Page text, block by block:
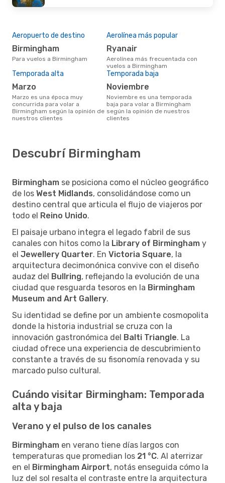
Aeropuerto de destino
Birmingham
Para vuelos a Birmingham
Aerolínea más popular
Ryanair
Aerolínea más frecuentada con
vuelos a Birmingham
Temporada alta
marzo
marzo es una época muy
concurrida para volar a
Birmingham según la opinión de
nuestros clientes
Temporada baja
noviembre
noviembre es una temporada
baja para volar a Birmingham
según la opinión de nuestros
clientes
Descubrí Birmingham
Birmingham se posiciona como el núcleo geográfico
de los West Midlands, consolidándose como un
destino central que articula el flujo de viajeros por
todo el Reino Unido.
El paisaje urbano integra el legado fabril de sus
canales con hitos como la Library of Birmingham y
el Jewellery Quarter. En Victoria Square, la
arquitectura decimonónica convive con el diseño
audaz del Bullring, reflejando la evolución de una
ciudad que resguarda tesoros en la Birmingham
Museum and Art Gallery.
Su identidad se define por un ambiente cosmopolita
donde la historia industrial se cruza con la
innovación gastronómica del Balti Triangle. La
ciudad ofrece una experiencia de descubrimiento
constante a través de su fisonomía renovada y su
marcado pulso cultural.
Cuándo visitar Birmingham: Temporada
alta y baja
Verano y el pulso de los canales
Birmingham en verano tiene días largos con
temperaturas que promedian los 21 °C. Al aterrizar
en el Birmingham Airport, notás enseguida cómo la
luz del sol resalta el contraste entre la arquitectura